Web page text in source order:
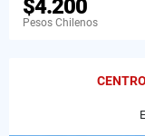
$4.200
Pesos Chilenos